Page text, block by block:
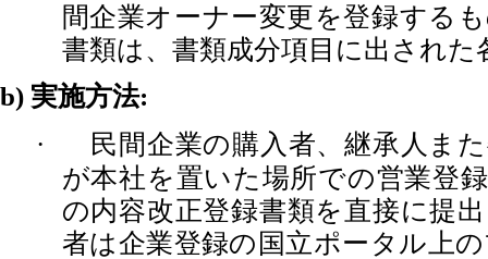
間企業オーナー変更を登録する
書類は、書類成分項目に出された
b) 実施方法:
·
民間企業の購入者、継承人ま
が本社を置いた場所での営業登
の内容改正登録書類を直接に提
者は企業登録の国立ポータル上